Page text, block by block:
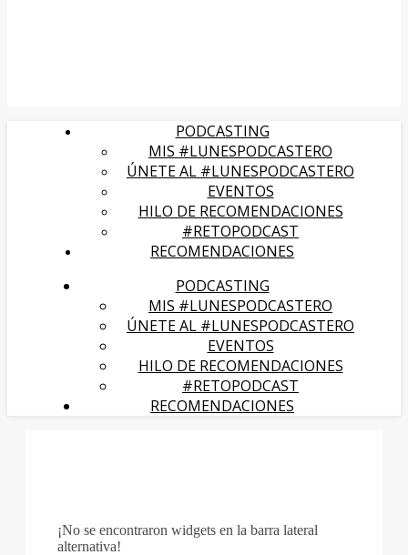
PODCASTING
MIS #LUNESPODCASTERO
ÚNETE AL #LUNESPODCASTERO
EVENTOS
HILO DE RECOMENDACIONES
#RETOPODCAST
RECOMENDACIONES
PODCASTING
MIS #LUNESPODCASTERO
ÚNETE AL #LUNESPODCASTERO
EVENTOS
HILO DE RECOMENDACIONES
#RETOPODCAST
RECOMENDACIONES
¡No se encontraron widgets en la barra lateral
alternativa!